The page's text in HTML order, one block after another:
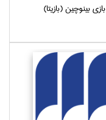
بازي بينوچين (بازيتا)